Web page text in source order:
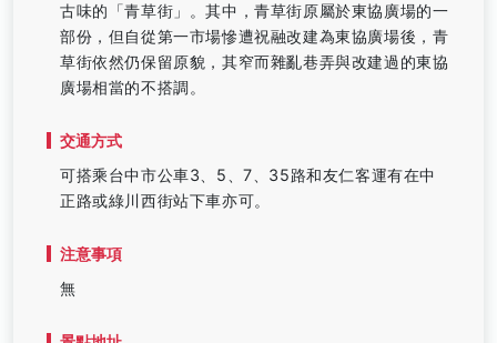
古味的「青草街」。其中，青草街原屬於東協廣場的一
部份，但自從第一市場慘遭祝融改建為東協廣場後，青
草街依然仍保留原貌，其窄而雜亂巷弄與改建過的東協
廣場相當的不搭調。
交通方式
可搭乘台中市公車3、5、7、35路和友仁客運有在中
正路或綠川西街站下車亦可。
注意事項
無